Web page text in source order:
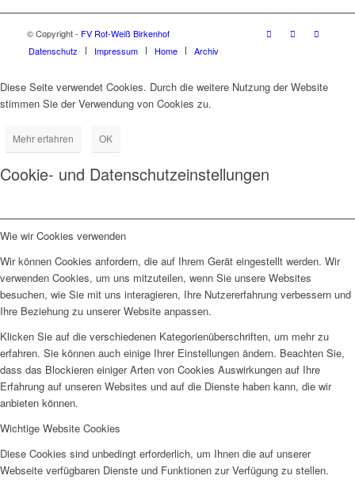
© Copyright - FV Rot-Weiß Birkenhof
Datenschutz
Impressum Home Archiv
Diese Seite verwendet Cookies. Durch die weitere Nutzung der Website
stimmen Sie der Verwendung von Cookies zu.
Mehr erfahren OK
Cookie- und Datenschutzeinstellungen
Wie wir Cookies verwenden
Wir können Cookies anfordern, die auf Ihrem Gerät eingestellt werden. Wir
verwenden Cookies, um uns mitzuteilen, wenn Sie unsere Websites
besuchen, wie Sie mit uns interagieren, Ihre Nutzererfahrung verbessern und
Ihre Beziehung zu unserer Website anpassen.
Klicken Sie auf die verschiedenen Kategorienüberschriften, um mehr zu
erfahren. Sie können auch einige Ihrer Einstellungen ändern. Beachten Sie,
dass das Blockieren einiger Arten von Cookies Auswirkungen auf Ihre
Erfahrung auf unseren Websites und auf die Dienste haben kann, die wir
anbieten können.
Wichtige Website Cookies
Diese Cookies sind unbedingt erforderlich, um Ihnen die auf unserer
Webseite verfügbaren Dienste und Funktionen zur Verfügung zu stellen.